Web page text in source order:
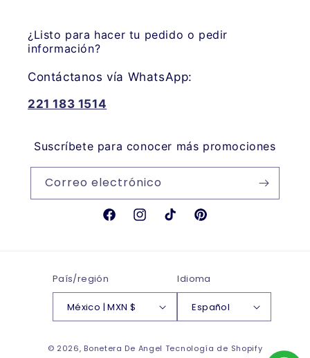
¿Listo para hacer tu pedido o pedir
información?
Contáctanos vía WhatsApp:
221 183 1514
Suscríbete para conocer más promociones
Correo electrónico
FacebookInstagramTikTokPinterest
País/región
México | MXN $
Idioma
Español
© 2026, Bonetera De Angel Tecnología de Shopify